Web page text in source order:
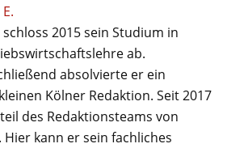
schloss 2015 sein Studium in
ab.
absolvierte er ein
Kölner Redaktion. Seit 2017
des Redaktionsteams von
kann er sein fachliches